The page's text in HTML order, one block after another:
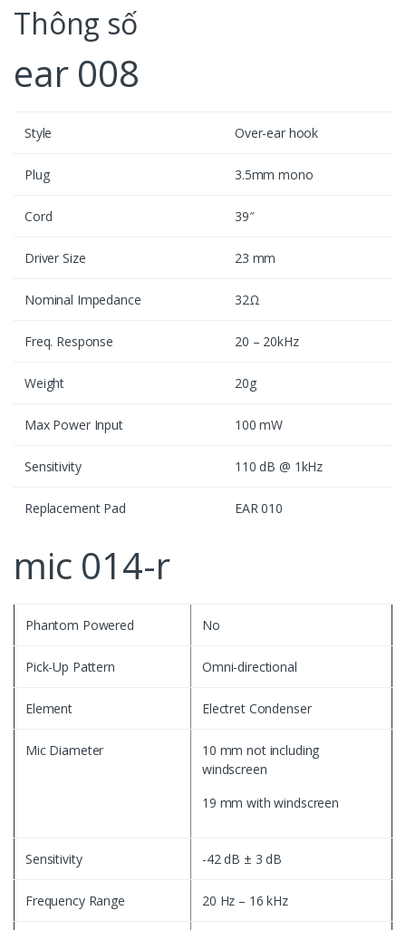
Thông số
ear 008
Style Over-ear hook
Plug 3.5mm mono
Cord 39″
Driver Size 23 mm
Nominal Impedance 32Ω
Freq. Response 20 – 20kHz
Weight 20g
Max Power Input 100 mW
Sensitivity 110 dB @ 1kHz
Replacement Pad EAR 010
mic 014-r
Phantom Powered No
Pick-Up Pattern Omni-directional
Element Electret Condenser
Mic Diameter
10 mm not including
windscreen
19 mm with windscreen
Sensitivity -42 dB ± 3 dB
Frequency Range 20 Hz – 16 kHz